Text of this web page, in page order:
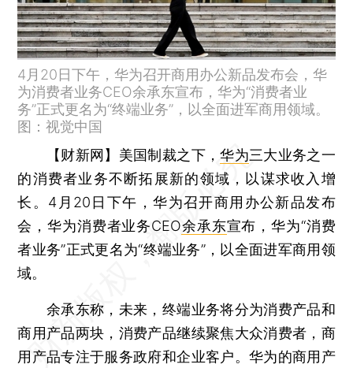
4月20日下午，华为召开商用办公新品发布会，华
为消费者业务CEO余承东宣布，华为“消费者业
务”正式更名为“终端业务”，以全面进军商用领域。
图：视觉中国
【财新网】 美国制裁之下，华为三大业务之一
的消费者业务不断拓展新的领域，以谋求收入增
长。4月20日下午，华为召开商用办公新品发布
会，华为消费者业务CEO余承东宣布，华为“消费
者业务”正式更名为“终端业务”，以全面进军商用领
域。
余承东称，未来，终端业务将分为消费产品和
商用产品两块，消费产品继续聚焦大众消费者，商
用产品专注于服务政府和企业客户。华为的商用产